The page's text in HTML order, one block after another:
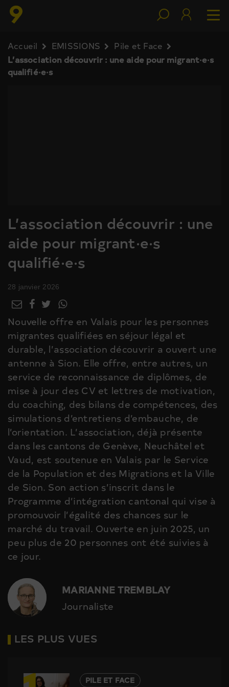
Accueil EMISSIONS
Pile et Face
L’association découvrir : une aide pour migrant·e·s
qualifié·e·s
L’association découvrir : une
aide pour migrant·e·s
qualifié·e·s
28 janvier 2026
Nouvelle offre en Valais pour les personnes
migrantes qualifiées en séjour légal et
durable, l’association découvrir a ouvert une
antenne à Sion. Elle offre, entre autres, un
service de reconnaissance de diplômes, de
mise à jour des CV et lettres de motivation,
du coaching, des bilans de compétences, des
simulations d’entretiens d’embauche, de
l’orientation. L’association, déjà présente
dans les cantons de Genève, Neuchâtel et
Vaud, est soutenue en Valais par le Service
de la Population et des Migrations et la Ville
de Sion. Son action s’inscrit dans le
Programme d’intégration cantonal qui vise à
promouvoir l’égalité des chances sur le
marché du travail. Ouverte en juin 2025, un
peu plus de 20 personnes ont été suivies à
ce jour.
MARIANNE TREMBLAY
Journaliste
LES PLUS VUES
PILE ET FACE